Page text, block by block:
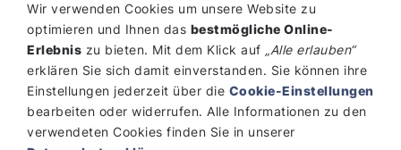
Öffnungszeiten unseres Hauptsitzes sowie unserer
Niederlassungen finden Siehier.
Wir verwenden Cookies um unsere Website zu
optimieren und Ihnen das bestmögliche Online-
Erlebnis zu bieten. Mit dem Klick auf „Alle erlauben“
erklären Sie sich damit einverstanden. Sie können ihre
Einstellungen jederzeit über die Cookie-Einstellungen
bearbeiten oder widerrufen. Alle Informationen zu den
verwendeten Cookies finden Sie in unserer